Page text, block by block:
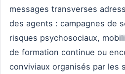
messages transverses
des agents : campagnes de
risques psychosociaux,
de formation continue ou
conviviaux organisés par les